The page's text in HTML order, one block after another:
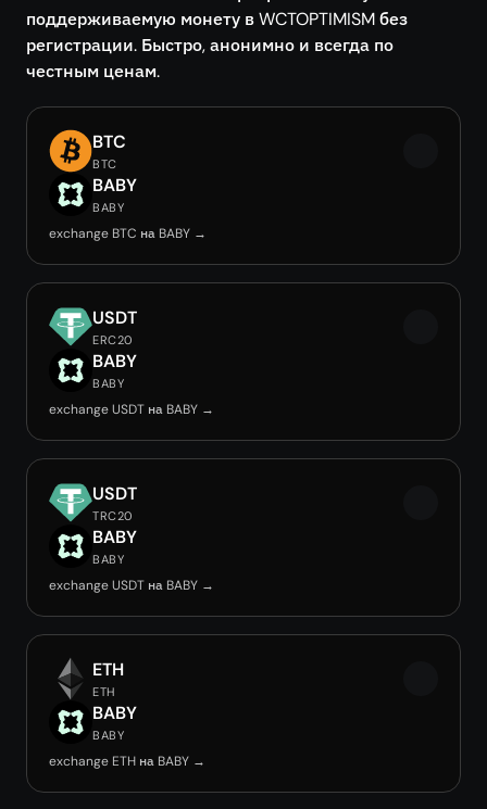
поддерживаемую монету в WCTOPTIMISM без
регистрации. Быстро, анонимно и всегда по
честным ценам.
BTC
BTC
BABY
BABY
exchange BTC на BABY →
USDT
ERC20
BABY
BABY
exchange USDT на BABY →
USDT
TRC20
BABY
BABY
exchange USDT на BABY →
ETH
ETH
BABY
BABY
exchange ETH на BABY →